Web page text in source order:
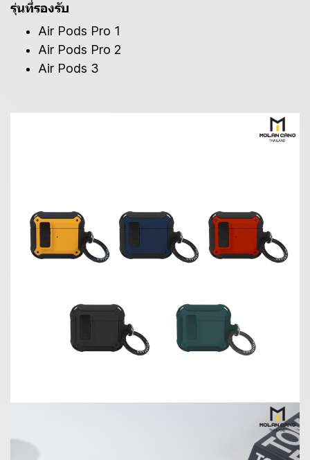
รุ่นที่รองรับ
Air Pods Pro 1
Air Pods Pro 2
Air Pods 3